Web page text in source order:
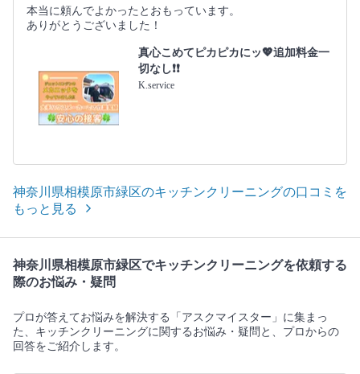
本当に頼んでよかったとおもっています。
ありがとうございました！
真心こめてピカピカにッ💖追加料金一
切なし❗️❗️
K.service
神奈川県相模原市緑区のキッチンクリーニングの口コミを
もっと見る
神奈川県相模原市緑区でキッチンクリーニングを依頼する
際のお悩み・疑問
プロが答えてお悩みを解決する「アスクマイスター」に集まっ
た、キッチンクリーニングに関するお悩み・疑問と、プロからの
回答をご紹介します。